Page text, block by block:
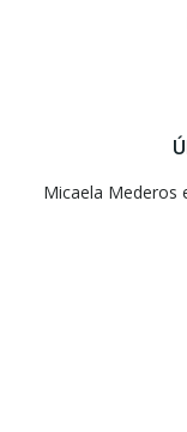
Micaela Mederos